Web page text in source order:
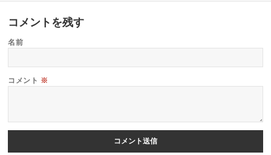
コメントを残す
名前
コメント ※